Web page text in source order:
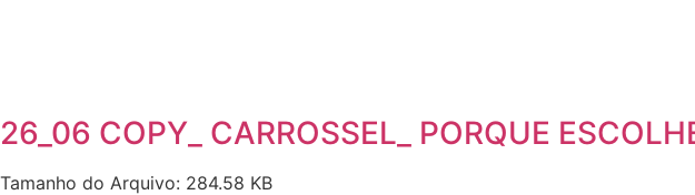
26_06 COPY_ CARROSSEL_ PORQUE
Tamanho do Arquivo: 284.58 KB